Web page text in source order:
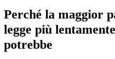
Perché la maggior
legge più
potrebbe